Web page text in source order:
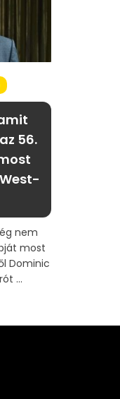
56.
nem
most
Dominic
...